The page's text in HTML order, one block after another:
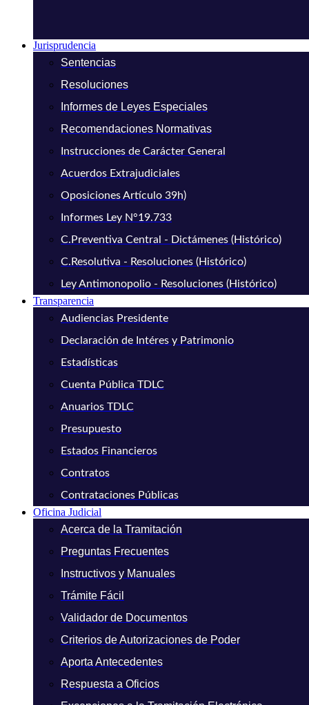
Jurisprudencia
Sentencias
Resoluciones
Informes de Leyes Especiales
Recomendaciones Normativas
Instrucciones de Carácter General
Acuerdos Extrajudiciales
Oposiciones Artículo 39h)
Informes Ley N°19.733
C.Preventiva Central - Dictámenes (Histórico)
C.Resolutiva - Resoluciones (Histórico)
Ley Antimonopolio - Resoluciones (Histórico)
Transparencia
Audiencias Presidente
Declaración de Intéres y Patrimonio
Estadísticas
Cuenta Pública TDLC
Anuarios TDLC
Presupuesto
Estados Financieros
Contratos
Contrataciones Públicas
Oficina Judicial
Acerca de la Tramitación
Preguntas Frecuentes
Instructivos y Manuales
Trámite Fácil
Validador de Documentos
Criterios de Autorizaciones de Poder
Aporta Antecedentes
Respuesta a Oficios